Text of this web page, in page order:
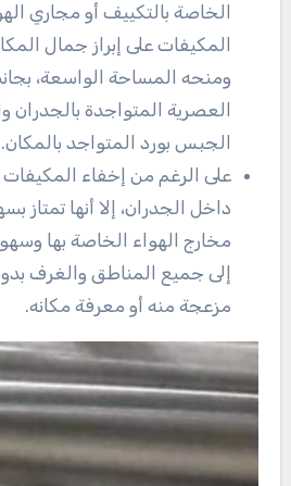
الخاصة بالتكييف أو مجاري
المكيفات على إبراز جمال
ومنحه المساحة الواسعة،
العصرية المتواجدة
الجبس بورد المتواجد بالمكان.
على الرغم من إخفاء
داخل الجدران، إلا أنها تمتاز
مخارج الهواء الخاصة بها
إلى جميع المناطق والغرف
مزعجة منه أو معرفة مكانه.